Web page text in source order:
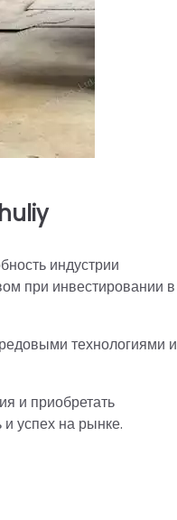
индустрии
при инвестировании в
технологиями и
и приобретать
успех на рынке.